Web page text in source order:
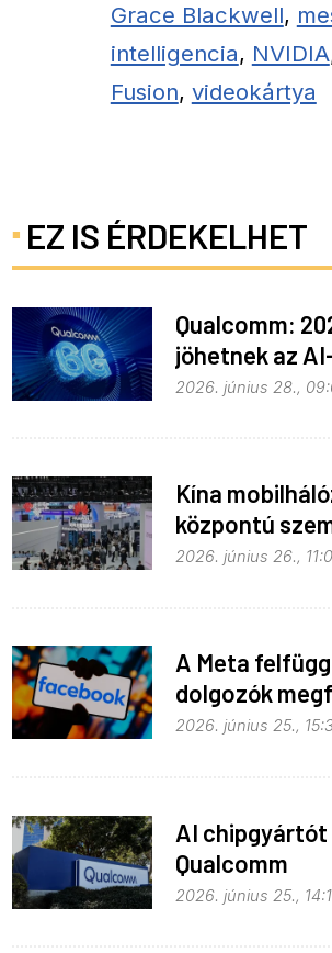
Grace Blackwell,
intelligencia, NVIDIA
Fusion, videokártya
EZ IS ÉRDEKELHET
Qualcomm:
jöhetnek az
6G-s
2026. június 28.,
Kína
központú
fejlődik
2026. június 26.,
A Meta
dolgozók
2026. június 25.,
AI chipgyártót
Qualcomm
2026. június 25.,